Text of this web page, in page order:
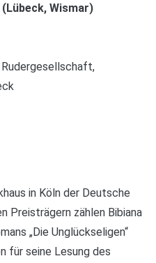
Wismar)
in Köln der Deutsche
Preisträgern zählen Bibiana
„Die Unglückseligen“
für seine Lesung des